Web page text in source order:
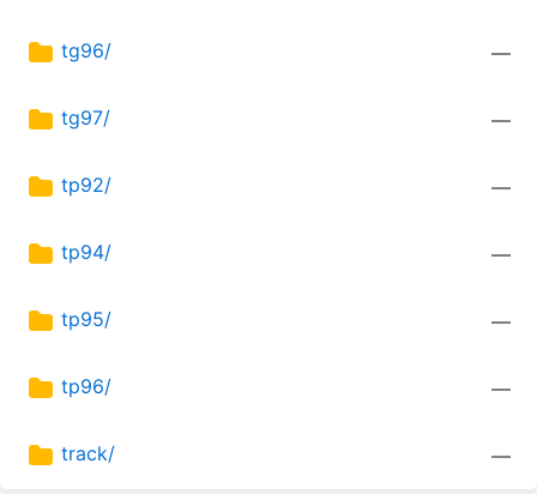
tg96/ —
tg97/ —
tp92/ —
tp94/ —
tp95/ —
tp96/ —
track/ —